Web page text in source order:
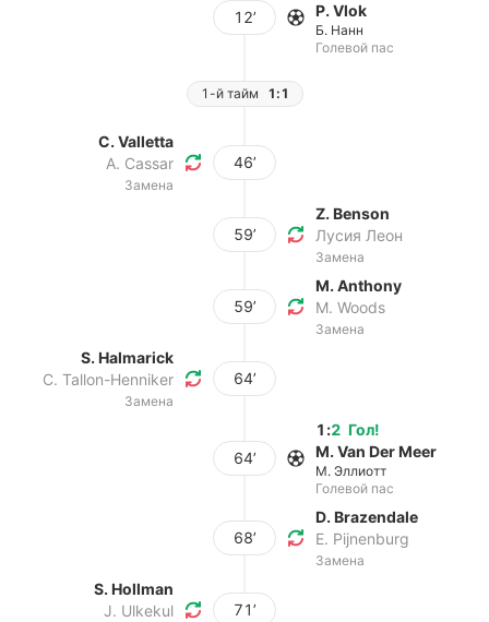
12’
P. Vlok
Б. Нанн
Голевой пас
1-й тайм 1:1
C. Valletta
A. Cassar
Замена
46’
59’
Z. Benson
Лусия Леон
Замена
59’
M. Anthony
M. Woods
Замена
S. Halmarick
C. Tallon-Henniker
Замена
64’
64’
Гол!
1 :2
M. Van Der Meer
М. Эллиотт
Голевой пас
68’
D. Brazendale
E. Pijnenburg
Замена
S. Hollman
J. Ulkekul
71’